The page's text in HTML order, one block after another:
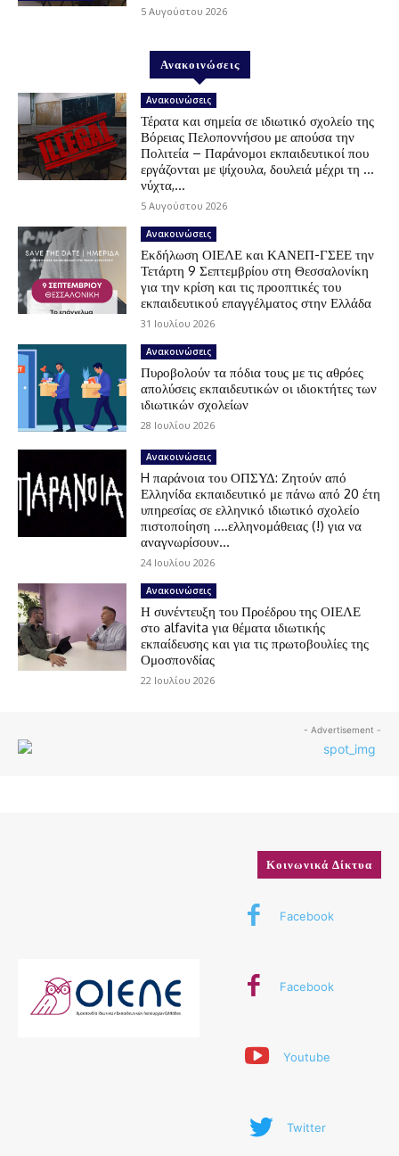
5 Αυγούστου 2026
Ανακοινώσεις
Ανακοινώσεις
Τέρατα και σημεία σε ιδιωτικό σχολείο της
Βόρειας Πελοποννήσου με απούσα την
Πολιτεία – Παράνομοι εκπαιδευτικοί που
εργάζονται με ψίχουλα, δουλειά μέχρι τη …
νύχτα,...
5 Αυγούστου 2026
Ανακοινώσεις
Εκδήλωση ΟΙΕΛΕ και ΚΑΝΕΠ-ΓΣΕΕ την
Τετάρτη 9 Σεπτεμβρίου στη Θεσσαλονίκη
για την κρίση και τις προοπτικές του
εκπαιδευτικού επαγγέλματος στην Ελλάδα
31 Ιουλίου 2026
Ανακοινώσεις
Πυροβολούν τα πόδια τους με τις αθρόες
απολύσεις εκπαιδευτικών οι ιδιοκτήτες των
ιδιωτικών σχολείων
28 Ιουλίου 2026
Ανακοινώσεις
H παράνοια του ΟΠΣΥΔ: Ζητούν από
Ελληνίδα εκπαιδευτικό με πάνω από 20 έτη
υπηρεσίας σε ελληνικό ιδιωτικό σχολείο
πιστοποίηση ….ελληνομάθειας (!) για να
αναγνωρίσουν...
24 Ιουλίου 2026
Ανακοινώσεις
Η συνέντευξη του Προέδρου της ΟΙΕΛΕ
στο alfavita για θέματα ιδιωτικής
εκπαίδευσης και για τις πρωτοβουλίες της
Ομοσπονδίας
22 Ιουλίου 2026
- Advertisement -
Κοινωνικά Δίκτυα
Facebook
Facebook
Youtube
Twitter